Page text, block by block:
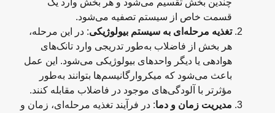
چندین بخش تقسیم می‌شود و هر بخش وارد یک
قسمت خاص از سیستم تصفیه می‌شود.
تغذیه مرحله‌ای به سیستم بیولوژیکی : در این مرحله،
هر بخش از فاضلاب به‌طور تدریجی وارد تانک‌های
هوادهی یا دیگر واحدهای بیولوژیکی می‌شود. این عمل
باعث می‌شود که میکروارگانیسم‌ها بتوانند به‌طور
مؤثرتر با آلودگی‌های موجود در فاضلاب مقابله کنند.
مدیریت زمان و دما: در فرآیند تغذیه مرحله‌ای، زمان و